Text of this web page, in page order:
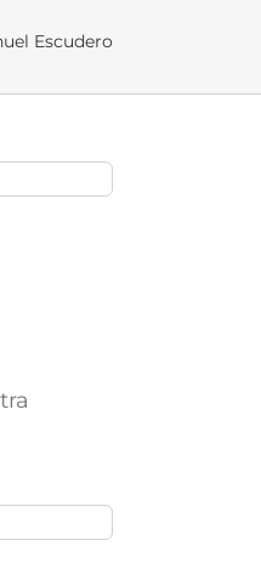
Escudero